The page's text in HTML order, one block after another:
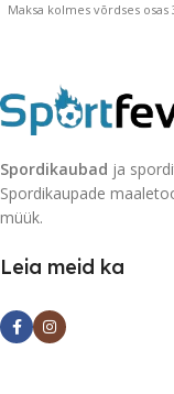
Maksa kolmes võrdses osas
Spordikaubad ja
Spordikaupade
müük.
Leia meid ka